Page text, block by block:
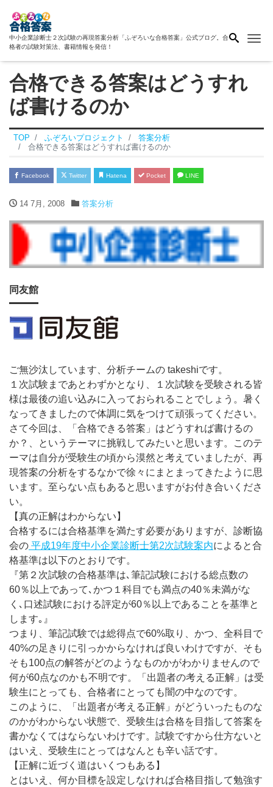
中小企業診断士２次試験の再現答案分析「ふぞろいな合格答案」公式ブログ。合
格者の試験対策法、書籍情報を発信！
合格できる答案はどうすれ
ば書けるのか
TOP ふぞろいプロジェクト
答案分析
合格できる答案はどうすれば書けるのか
Facebook Twitter Hatena Pocket LINE
14 7月, 2008 答案分析
同友館
ご無沙汰しています、分析チームの takeshiです。
１次試験まであとわずかとなり、１次試験を受験される皆
様は最後の追い込みに入っておられることでしょう。暑く
なってきましたので体調に気をつけて頑張ってください。
さて今回は、「合格できる答案」はどうすれば書けるの
か？、というテーマに挑戦してみたいと思います。このテ
ーマは自分が受験生の頃から漠然と考えていましたが、再
現答案の分析をするなかで徐々にまとまってきたように思
います。至らない点もあると思いますがお付き合いくださ
い。
【真の正解はわからない】
合格するには合格基準を満たす必要がありますが、診断協
会の 平成19年度中小企業診断士第2次試験案内によると合
格基準は以下のとおりです。
『第２次試験の合格基準は､筆記試験における総点数の
60％以上であって､かつ１科目でも満点の40％未満がな
く､口述試験における評定が60％以上であることを基準と
します｡』
つまり、筆記試験では総得点で60%取り、かつ、全科目で
40%の足きりに引っかからなければ良いわけですが、そも
そも100点の解答がどのようなものかがわかりませんので
何が60点なのかも不明です。「出題者の考える正解」は受
験生にとっても、合格者にとっても闇の中なのです。
このように、「出題者が考える正解」がどういったものな
のかがわからない状態で、受験生は合格を目指して答案を
書かなくてはならないわけです。試験ですから仕方ないと
はいえ、受験生にとってはなんとも辛い話です。
【正解に近づく道はいくつもある】
とはいえ、何か目標を設定しなければ合格目指して勉強す